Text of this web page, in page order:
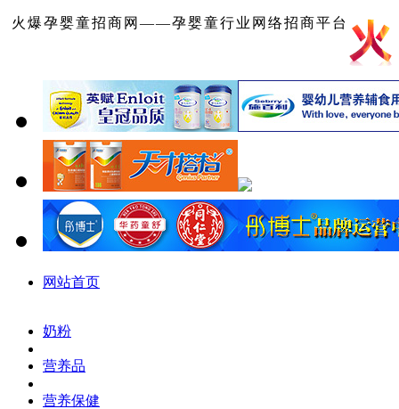
火爆孕婴童招商网——孕婴童行业网络招商平台
网站首页
奶粉
营养品
营养保健